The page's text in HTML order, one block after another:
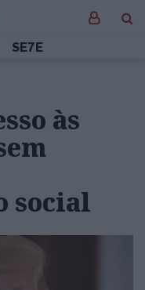
SE7E
às
social